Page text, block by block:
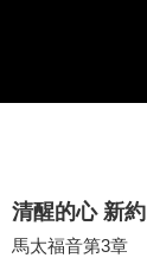
清醒的心 新約
馬太福音第3章